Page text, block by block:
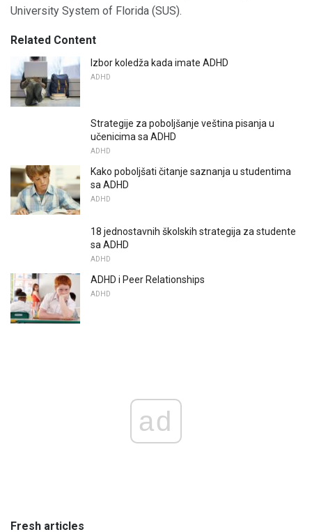
University System of Florida (SUS).
Related Content
Izbor koledža kada imate ADHD
ADHD
Strategije za poboljšanje veština pisanja u
učenicima sa ADHD
ADHD
Kako poboljšati čitanje saznanja u studentima
sa ADHD
ADHD
18 jednostavnih školskih strategija za studente
sa ADHD
ADHD
ADHD i Peer Relationships
ADHD
ad
Fresh articles